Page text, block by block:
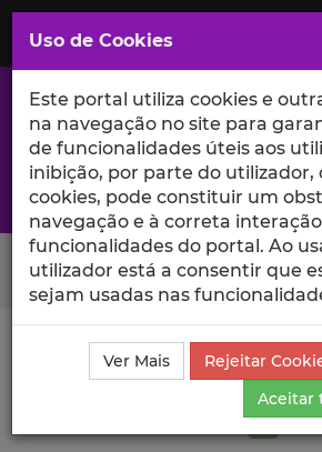
Saltar
para
Conteúdo
Principal
A excelência da investigação e
Search Button
Ciência_Iscte Publicações
Publicação
Uso de Cookies
Este portal utiliza cookies e
na navegação no site para
de funcionalidades úteis aos
inibição, por parte do utilizador,
cookies, pode constituir um
navegação e à correta
funcionalidades do portal. Ao
utilizador está a consentir que
sejam usadas nas
Ver Mais
Rejeitar
Aceitar